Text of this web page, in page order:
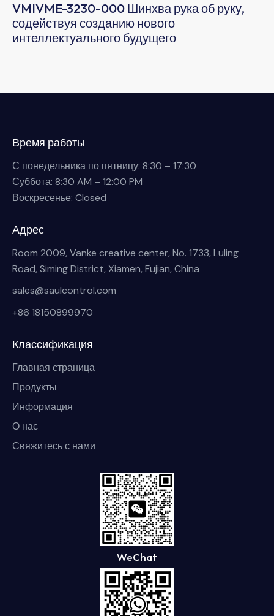
VMIVME-3230-000 Шинхва рука об руку,
содействуя созданию нового
интеллектуального будущего
Время работы
С понедельника по пятницу: 8:30 – 17:30
Суббота: 8:30 AM – 12:00 PM
Воскресенье: Closed
Адрес
Room 2009, Vanke creative center, No. 1733, Luling
Road, Siming District, Xiamen, Fujian, China
sales@saulcontrol.com
+86 18150899970
Классификация
Главная страница
Продукты
Информация
О нас
Свяжитесь с нами
WeChat